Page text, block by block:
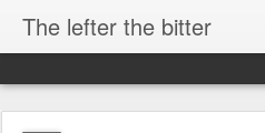
The lefter the bitter